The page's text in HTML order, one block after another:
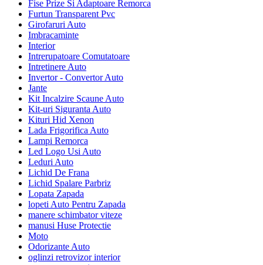
Fise Prize Si Adaptoare Remorca
Furtun Transparent Pvc
Girofaruri Auto
Imbracaminte
Interior
Intrerupatoare Comutatoare
Intretinere Auto
Invertor - Convertor Auto
Jante
Kit Incalzire Scaune Auto
Kit-uri Siguranta Auto
Kituri Hid Xenon
Lada Frigorifica Auto
Lampi Remorca
Led Logo Usi Auto
Leduri Auto
Lichid De Frana
Lichid Spalare Parbriz
Lopata Zapada
lopeti Auto Pentru Zapada
manere schimbator viteze
manusi Huse Protectie
Moto
Odorizante Auto
oglinzi retrovizor interior